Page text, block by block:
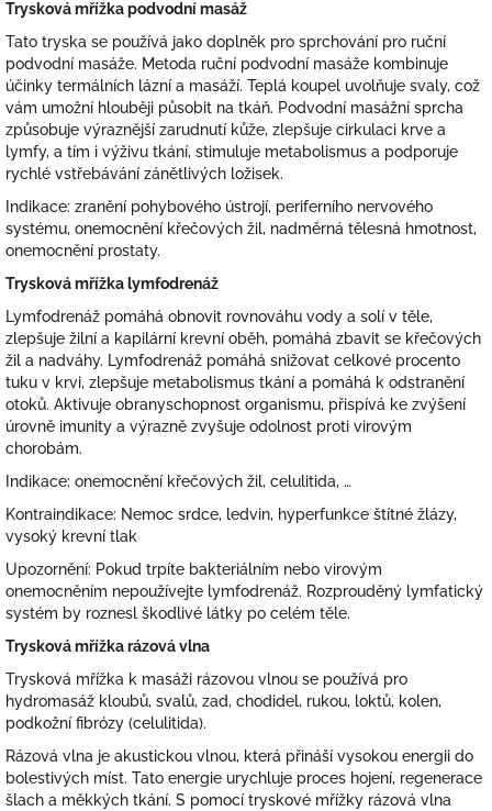
Trysková mřížka podvodní masáž
Tato tryska se používá jako doplněk pro sprchování pro ruční
podvodní masáže. Metoda ruční podvodní masáže kombinuje
účinky termálních lázní a masáží. Teplá koupel uvolňuje svaly, což
vám umožní hlouběji působit na tkáň. Podvodní masážní sprcha
způsobuje výraznější zarudnutí kůže, zlepšuje cirkulaci krve a
lymfy, a tím i výživu tkání, stimuluje metabolismus a podporuje
rychlé vstřebávání zánětlivých ložisek.
Indikace: zranění pohybového ústrojí, periferního nervového
systému, onemocnění křečových žil, nadměrná tělesná hmotnost,
onemocnění prostaty.
Trysková mřížka lymfodrenáž
Lymfodrenáž pomáhá obnovit rovnováhu vody a solí v těle,
zlepšuje žilní a kapilární krevní oběh, pomáhá zbavit se křečových
žil a nadváhy. Lymfodrenáž pomáhá snižovat celkové procento
tuku v krvi, zlepšuje metabolismus tkání a pomáhá k odstranění
otoků. Aktivuje obranyschopnost organismu, přispívá ke zvýšení
úrovně imunity a výrazně zvyšuje odolnost proti virovým
chorobám.
Indikace: onemocnění křečových žil, celulitida, …
Kontraindikace: Nemoc srdce, ledvin, hyperfunkce štítné žlázy,
vysoký krevní tlak
Upozornění: Pokud trpíte bakteriálním nebo virovým
onemocněním nepoužívejte lymfodrenáž. Rozprouděný lymfatický
systém by roznesl škodlivé látky po celém těle.
Trysková mřížka rázová vlna
Trysková mřížka k masáži rázovou vlnou se používá pro
hydromasáž kloubů, svalů, zad, chodidel, rukou, loktů, kolen,
podkožní fibrózy (celulitida).
Rázová vlna je akustickou vlnou, která přináší vysokou energii do
bolestivých míst. Tato energie urychluje proces hojení, regenerace
šlach a měkkých tkání. S pomocí tryskové mřížky rázová vlna